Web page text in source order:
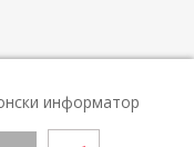
информатор